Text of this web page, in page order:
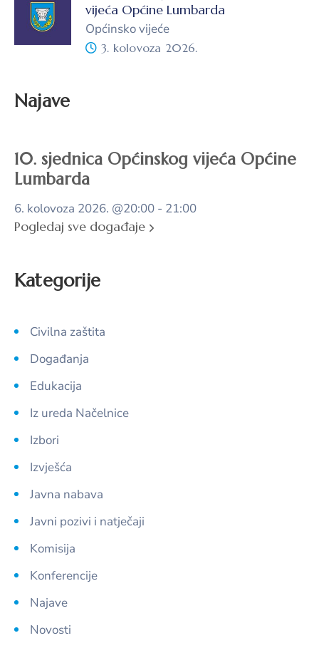
vijeća Općine Lumbarda
Općinsko vijeće
3. kolovoza 2026.
Najave
10. sjednica Općinskog vijeća Općine
Lumbarda
6. kolovoza 2026. @20:00 - 21:00
Pogledaj sve događaje
Kategorije
Civilna zaštita
Događanja
Edukacija
Iz ureda Načelnice
Izbori
Izvješća
Javna nabava
Javni pozivi i natječaji
Komisija
Konferencije
Najave
Novosti